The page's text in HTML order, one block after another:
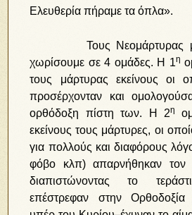
Ελευθερία πήραμε τα όπλα».
Τους Νεομάρτυρας
χωρίσουμε σε 4 ομάδες. Η 1η
τους μάρτυρας εκείνους οι
προσέρχονταν και
ορθόδοξη πίστη των. Η 2η
εκείνους τους μάρτυρες, οι
για πολλούς και διαφόρους
φόβο κλπ) απαρνήθηκαν τον
διαπιστώνοντας το
επέστρεφαν στην Ορθοδοξία